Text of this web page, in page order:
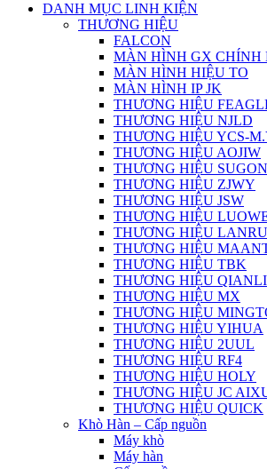
DANH MỤC LINH KIỆN
THƯƠNG HIỆU
FALCON
MÀN HÌNH GX CHÍNH
MÀN HÌNH HIỆU TO
MÀN HÌNH IP JK
THƯƠNG HIỆU
THƯƠNG HIỆU NJLD
THƯƠNG HIỆU YCS-
THƯƠNG HIỆU AOJIW
THƯƠNG HIỆU
THƯƠNG HIỆU ZJWY
THƯƠNG HIỆU JSW
THƯƠNG HIỆU
THƯƠNG HIỆU
THƯƠNG HIỆU
THƯƠNG HIỆU TBK
THƯƠNG HIỆU QIANLI
THƯƠNG HIỆU MX
THƯƠNG HIỆU
THƯƠNG HIỆU YIHUA
THƯƠNG HIỆU 2UUL
THƯƠNG HIỆU RF4
THƯƠNG HIỆU HOLY
THƯƠNG HIỆU JC
THƯƠNG HIỆU QUICK
Khò Hàn – Cấp nguồn
Máy khò
Máy hàn